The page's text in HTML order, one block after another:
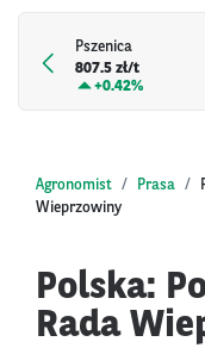
Pszenica
807.5 zł/t
+0.42%
Agronomist Prasa
Wieprzowiny
Polska:
Rada